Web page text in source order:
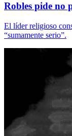
Robles pide no
El líder religioso
“sumamente serio”.